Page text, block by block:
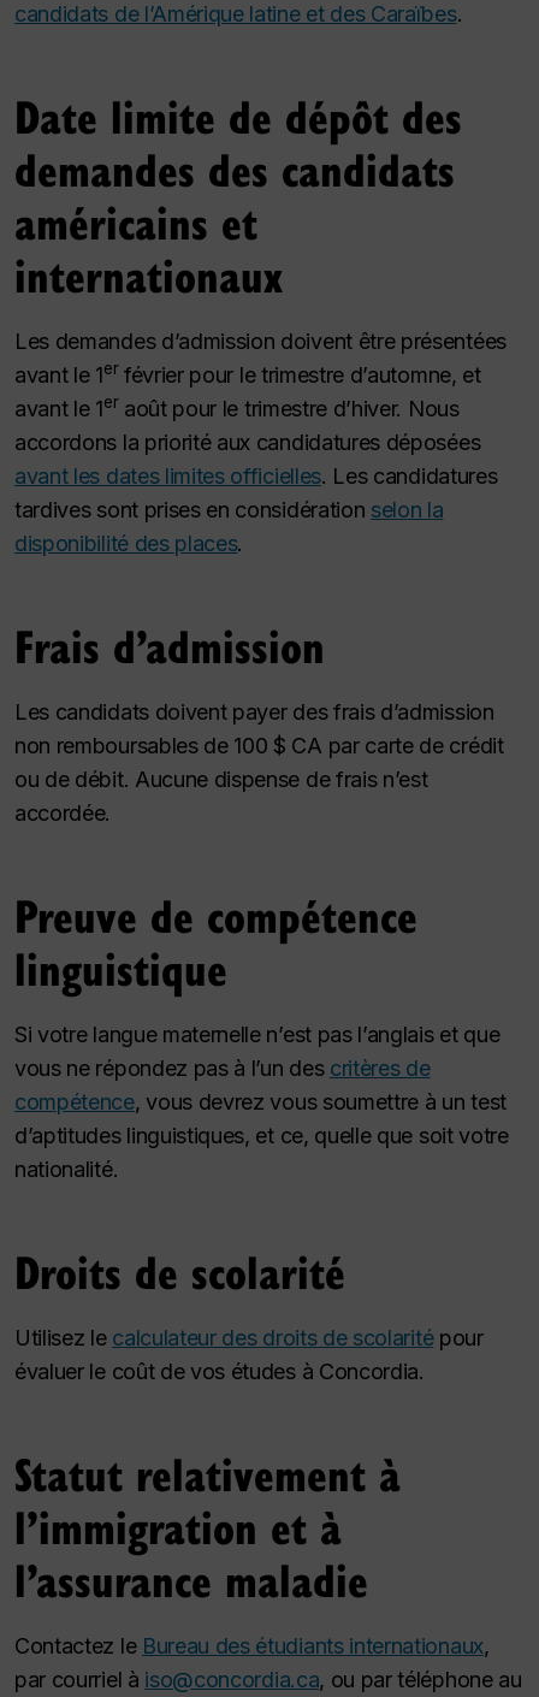
candidats de l’Amérique latine et des Caraïbes.
Date limite de dépôt des
demandes des candidats
américains et
internationaux
Les demandes d’admission doivent être présentées
avant le 1er février pour le trimestre d’automne, et
avant le 1er août pour le trimestre d’hiver. Nous
accordons la priorité aux candidatures déposées
avant les dates limites officielles. Les candidatures
tardives sont prises en considération selon la
disponibilité des places.
Frais d’admission
Les candidats doivent payer des frais d’admission
non remboursables de 100 $ CA par carte de crédit
ou de débit. Aucune dispense de frais n’est
accordée.
Preuve de compétence
linguistique
Si votre langue maternelle n’est pas l’anglais et que
vous ne répondez pas à l’un des critères de
compétence, vous devrez vous soumettre à un test
d’aptitudes linguistiques, et ce, quelle que soit votre
nationalité.
Droits de scolarité
Utilisez le calculateur des droits de scolaritépour
évaluer le coût de vos études à Concordia.
Statut relativement à
l’immigration et à
l’assurance maladie
Contactez le Bureau des étudiants internationaux,
par courriel à iso@concordia.ca, ou par téléphone au